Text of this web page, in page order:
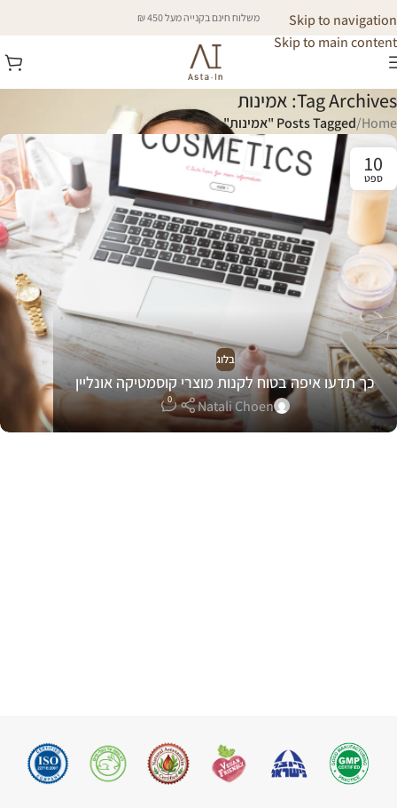
Skip to navigation
Skip to main content
משלוח חינם בקנייה מעל 450 ₪
Tag Archives: אמינות
Home
/Posts Tagged "אמינות"
10
ספט
בלוג
כך תדעו איפה בטוח לקנות מוצרי קוסמטיקה אונליין
Natali Choen
0